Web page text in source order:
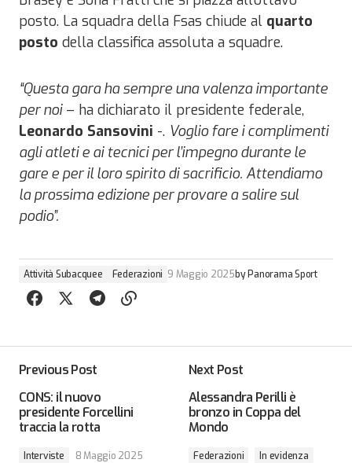
posto. La squadra della Fsas chiude al quarto
posto della classifica assoluta a squadre.
“Questa gara ha sempre una valenza importante
per noi– ha dichiarato il presidente federale,
Leonardo Sansovini -. Voglio fare i complimenti
agli atleti e ai tecnici per l’impegno durante le
gare e per il loro spirito di sacrificio. Attendiamo
la prossima edizione per provare a salire sul
podio”.
Attività Subacquee Federazioni 9 Maggio 2025by Panorama Sport
Previous Post
CONS: il nuovo
presidente Forcellini
traccia la rotta
Interviste 8 Maggio 2025
Next Post
Alessandra Perilli è
bronzo in Coppa del
Mondo
Federazioni In evidenza